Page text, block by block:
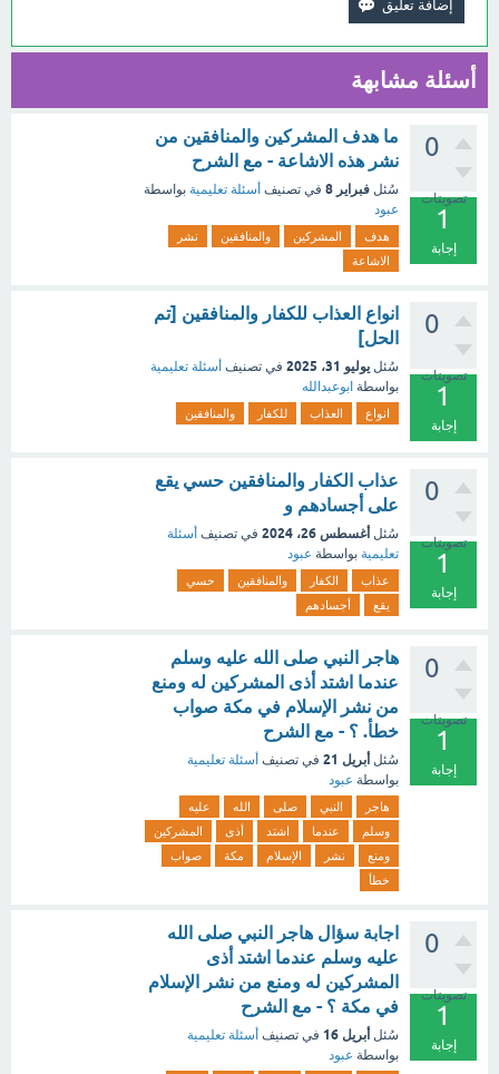
أسئلة مشابهة
0
تصويتات
1
إجابة
ما هدف المشركين والمنافقين من
نشر هذه الاشاعة - مع الشرح
سُئل فبراير 8 في تصنيف أسئلة تعليمية بواسطة
عبود
هدف المشركين والمنافقين
نشر
الاشاعة
0
تصويتات
1
إجابة
انواع العذاب للكفار والمنافقين [تم
الحل]
سُئل يوليو 31، 2025 في تصنيف أسئلة تعليمية
بواسطة ابوعبدالله
انواع العذاب للكفار والمنافقين
0
تصويتات
1
إجابة
عذاب الكفار والمنافقين حسي يقع
على أجسادهم و
سُئل أغسطس 26، 2024 في تصنيف أسئلة
تعليمية بواسطة عبود
عذاب الكفار والمنافقين
حسي
يقع
أجسادهم
0
تصويتات
1
إجابة
هاجر النبي صلى الله عليه وسلم
عندما اشتد أذى المشركين له ومنع
من نشر الإسلام في مكة صواب
خطأ. ؟ - مع الشرح
سُئل أبريل 21 في تصنيف أسئلة تعليمية
بواسطة عبود
هاجر النبي صلى الله
عليه
وسلم
عندما اشتد أذى
المشركين
ومنع
نشر الإسلام مكة
صواب
خطأ
0
تصويتات
1
إجابة
اجابة سؤال هاجر النبي صلى الله
عليه وسلم عندما اشتد أذى
المشركين له ومنع من نشر الإسلام
في مكة ؟ - مع الشرح
سُئل أبريل 16 في تصنيف أسئلة تعليمية
بواسطة عبود